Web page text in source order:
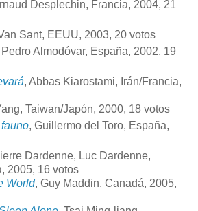
Desplechin, Francia, 2004, 21
Sant, EEUU, 2003, 20 votos
Pedro Almodóvar, España, 2002, 19
, Abbas Kiarostami, Irán/Francia,
Taiwan/Japón, 2000, 18 votos
, Guillermo del Toro, España,
Dardenne, Luc Dardenne,
2005, 16 votos
World, Guy Maddin, Canadá, 2005,